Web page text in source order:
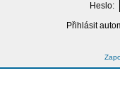
Heslo:
Přihlásit